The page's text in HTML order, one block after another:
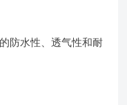
防水性、透气性和耐